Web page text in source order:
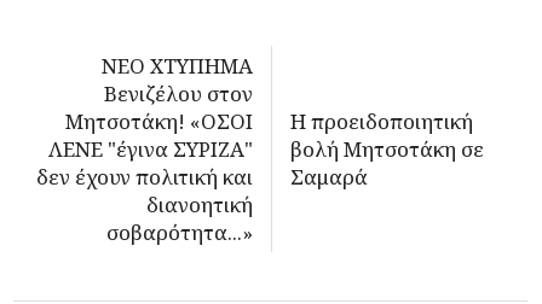
ΝΕΟ ΧΤΥΠΗΜΑ
Βενιζέλου στον
Μητσοτάκη! «ΟΣΟΙ
ΛΕΝΕ "έγινα ΣΥΡΙΖΑ"
δεν έχουν πολιτική και
διανοητική
σοβαρότητα...»
Η προειδοποιητική
βολή Μητσοτάκη σε
Σαμαρά